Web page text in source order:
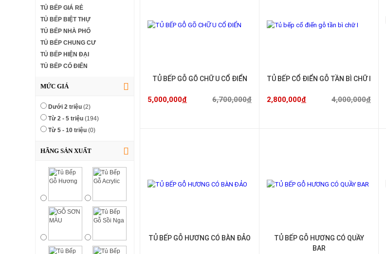
TỦ BẾP GIÁ RẺ
TỦ BẾP BIỆT THỰ
TỦ BẾP NHÀ PHỐ
TỦ BẾP CHUNG CƯ
TỦ BẾP HIỆN ĐẠI
TỦ BẾP CỔ ĐIỂN
MỨC GIÁ
Dưới 2 triệu (2)
Từ 2 - 5 triệu (194)
Từ 5 - 10 triệu (0)
HÃNG SẢN XUẤT
TỦ BẾP GỖ GÕ CHỮ U CỔ ĐIỂN
5,000,000đ 6,700,000đ
TỦ BẾP CỔ ĐIỂN GỖ TẦN BÌ CHỮ I
2,800,000đ 4,000,000đ
TỦ BẾP GỖ HƯƠNG CÓ BÀN ĐẢO
TỦ BẾP GỖ HƯƠNG CÓ QUẦY
BAR